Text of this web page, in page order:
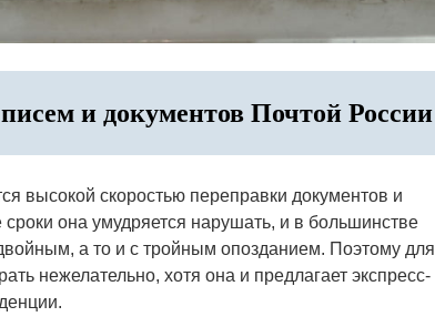
и документов Почтой России
высокой скоростью переправки документов и
она умудряется нарушать, и в большинстве
а то и с тройным опозданием. Поэтому для
нежелательно, хотя она и предлагает экспресс-